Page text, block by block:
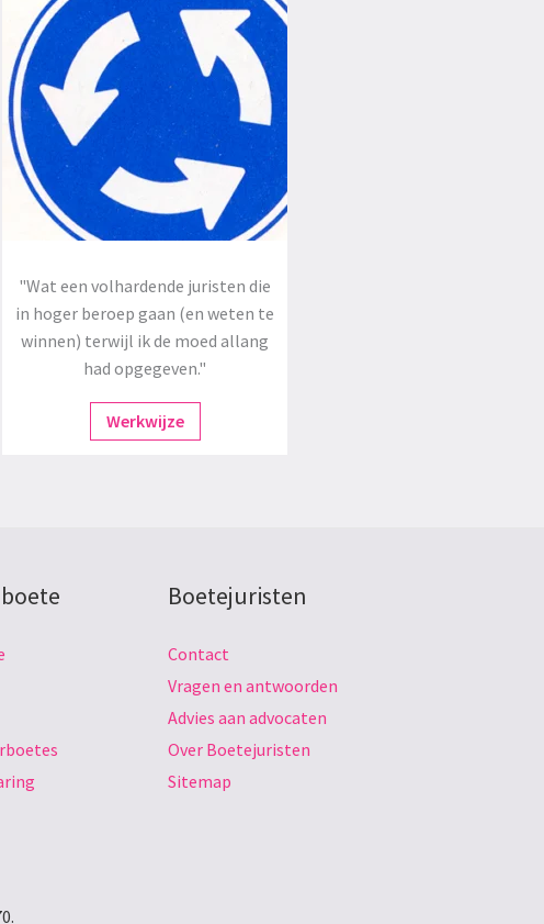
"Wat een volhardende juristen die
in hoger beroep gaan (en weten te
winnen) terwijl ik de moed allang
had opgegeven."
Werkwijze
Boetejuristen
Contact
Vragen en antwoorden
Advies aan advocaten
Over Boetejuristen
Sitemap